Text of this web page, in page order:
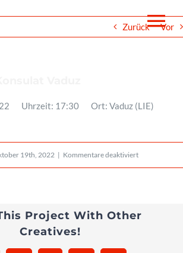
Events
Projekte
Zurück Vor
Uhrzeit: 17:30 Ort: Vaduz (LIE)
19th, 2022 | Kommentare deaktiviertfür
Project With Other
Creatives!